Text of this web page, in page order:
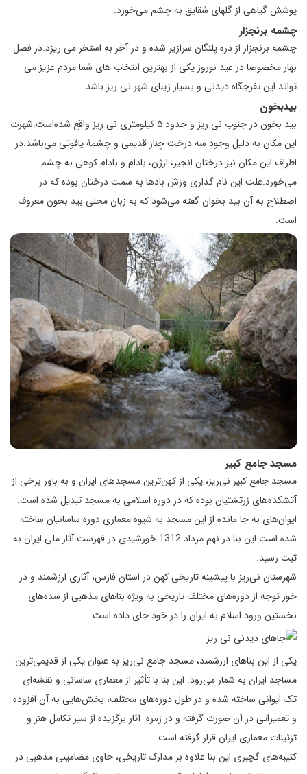
پوشش گیاهی از گلهای شقایق به چشم می‌خورد.
چشمه برنجزار
چشمه برنجزار از دره پلنگان سرازیر شده و در آخر به استخر می ریزد.در فصل
بهار مخصوصا در عید نوروز یکی از بهترین انتخاب های شما مردم عزیز می
تواند این تفرجگاه دیدنی و بسیار زیبای شهر نی ریز باشد.
بیدبخون
بید بخون در جنوب نی ریز و حدود ۵ کیلومتری نی ریز واقع شده‌است.شهرت
این مکان به دلیل وجود سه درخت چنار قدیمی و چشمهٔ یاقوتی می‌باشد.در
اطراف این مکان نیز درختان انجیر، ارژن، بادام و بادام کوهی به چشم
می‌خورد.علت این نام گذاری وزش بادها به سمت درختان بوده که در
اصطلاح به آن بید بخوان گفته می‌شود که به زبان محلی بید بخون معروف
است.
مسجد جامع کبیر
مسجد جامع کبیر نی‌ریز، یکی از کهن‌ترین مسجدهای ایران و به باور برخی از
آتشکده‌های زرتشتیان بوده که در دوره اسلامی به مسجد تبدیل شده است.
ایوان‌های به جا مانده از این مسجد به شیوه معماری دوره ساسانیان ساخته
شده است.این بنا در نهم مرداد 1312 خورشیدی در فهرست آثار ملی ایران به
ثبت رسید.
شهرستان نی‌ریز با پیشینه تاریخی کهن در استان فارس، آثاری ارزشمند و در
خور توجه از دوره‌های مختلف تاریخی به ویژه بناهای مذهبی از سده‌های
نخستین ورود اسلام به ایران را در خود جای داده است.
یکی از این بناهای ارزشمند، مسجد جامع نی‌ریز به عنوان یکی از قدیمی‌ترین
مساجد ایران به شمار می‌رود. این بنا با تأثیر از معماری ساسانی و نقشه‌ای
تک ایوانی ساخته شده و در طول دوره‌های مختلف، بخش‌هایی به آن افزوده
و تعمیراتی در آن صورت گرفته و در زمره آثار برگزیده از سیر تکامل هنر و
تزئینات معماری ایران قرار گرفته است.
کتیبه‌های گچبری این بنا علاوه بر مدارک تاریخی، حاوی مضامینی مذهبی در